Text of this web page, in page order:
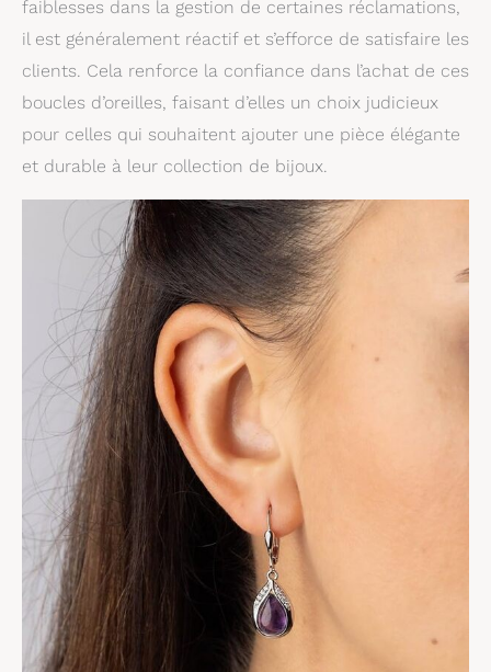
faiblesses dans la gestion de certaines réclamations,
il est généralement réactif et s’efforce de satisfaire les
clients. Cela renforce la confiance dans l’achat de ces
boucles d’oreilles, faisant d’elles un choix judicieux
pour celles qui souhaitent ajouter une pièce élégante
et durable à leur collection de bijoux.